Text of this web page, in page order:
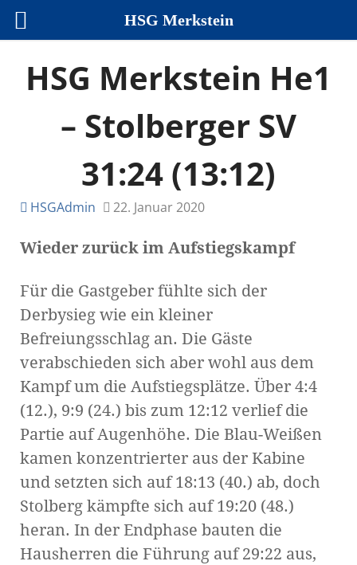
HSG Merkstein He1
– Stolberger SV
31:24 (13:12)
HSGAdmin 22. Januar 2020
Wieder zurück im Aufstiegskampf
Für die Gastgeber fühlte sich der
Derbysieg wie ein kleiner
Befreiungsschlag an. Die Gäste
verabschieden sich aber wohl aus dem
Kampf um die Aufstiegsplätze. Über 4:4
(12.), 9:9 (24.) bis zum 12:12 verlief die
Partie auf Augenhöhe. Die Blau-Weißen
kamen konzentrierter aus der Kabine
und setzten sich auf 18:13 (40.) ab, doch
Stolberg kämpfte sich auf 19:20 (48.)
heran. In der Endphase bauten die
Hausherren die Führung auf 29:22 aus,
HSG Merkstein